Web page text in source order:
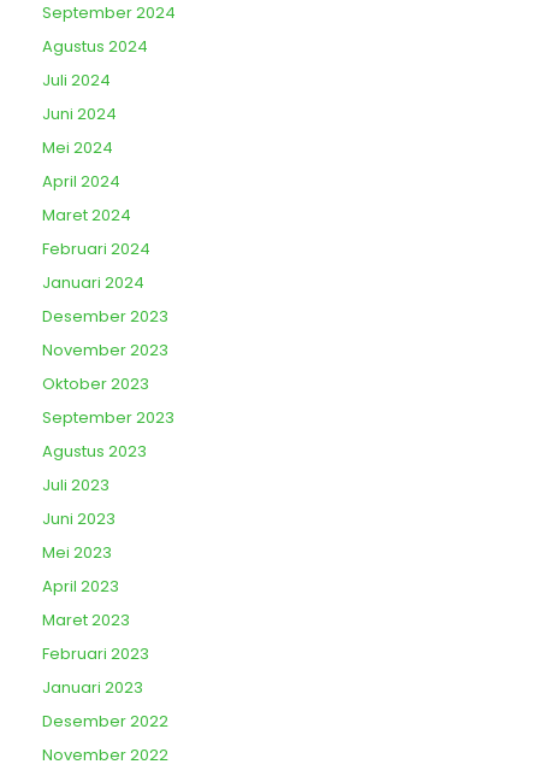
September 2024
Agustus 2024
Juli 2024
Juni 2024
Mei 2024
April 2024
Maret 2024
Februari 2024
Januari 2024
Desember 2023
November 2023
Oktober 2023
September 2023
Agustus 2023
Juli 2023
Juni 2023
Mei 2023
April 2023
Maret 2023
Februari 2023
Januari 2023
Desember 2022
November 2022